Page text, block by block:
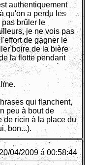
authentiquement
qu'on a perdu les
brûler le
je ne vois pas
de gagner le
boire de la bière
la flotte pendant
qui flanchent,
peu à bout de
de ricin à la place du
bon...).
04/2009 à 00:58:44